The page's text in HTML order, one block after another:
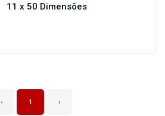
11 x 50 Dimensões
‹ 1 ›